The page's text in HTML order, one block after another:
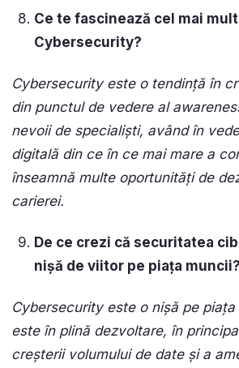
Ce te fascinează cel mai
Cybersecurity?
Cybersecurity este o tendință în
din punctul de vedere al
nevoii de specialiști, având în
digitală din ce în ce mai mare a
înseamnă multe oportunități de
carierei.
De ce crezi că securitatea
nișă de viitor pe piața muncii?
Cybersecurity este o nișă pe
este în plină dezvoltare, în
creșterii volumului de date și a